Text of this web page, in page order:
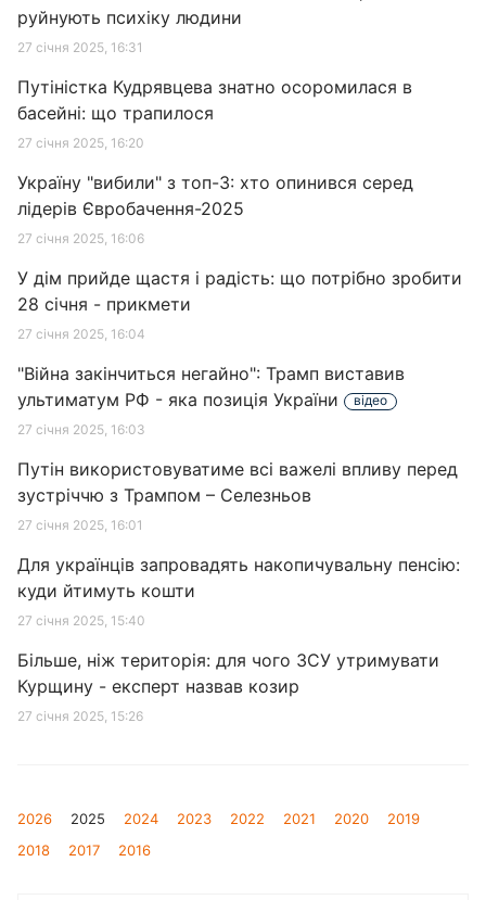
руйнують психіку людини
27 січня 2025, 16:31
Путіністка Кудрявцева знатно осоромилася в
басейні: що трапилося
27 січня 2025, 16:20
Україну "вибили" з топ-3: хто опинився серед
лідерів Євробачення-2025
27 січня 2025, 16:06
У дім прийде щастя і радість: що потрібно зробити
28 січня - прикмети
27 січня 2025, 16:04
"Війна закінчиться негайно": Трамп виставив
ультиматум РФ - яка позиція України
відео
27 січня 2025, 16:03
Путін використовуватиме всі важелі впливу перед
зустріччю з Трампом – Селезньов
27 січня 2025, 16:01
Для українців запровадять накопичувальну пенсію:
куди йтимуть кошти
27 січня 2025, 15:40
Більше, ніж територія: для чого ЗСУ утримувати
Курщину - експерт назвав козир
27 січня 2025, 15:26
2026 2025 2024 2023 2022 2021 2020
2019
2018
2017 2016